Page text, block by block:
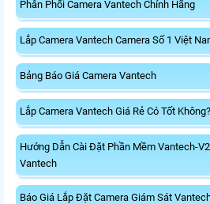
Phân Phối Camera Vantech Chính Hãng
Lắp Camera Vantech Camera Số 1 Việt
Bảng Báo Giá Camera Vantech
Lắp Camera Vantech Giá Rẻ Có Tốt Không?
Hướng Dẫn Cài Đặt Phần Mềm Vantech-
Vantech
Báo Giá Lắp Đặt Camera Giám Sát